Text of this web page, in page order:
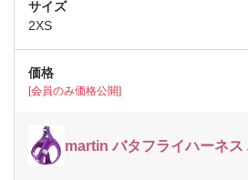
2XS
[会員のみ価格公開]
martin バタフライハーネス